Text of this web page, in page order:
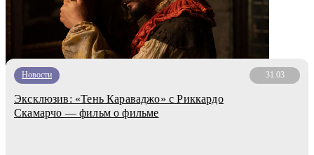
Новости 31.03
Эксклюзив: «Тень Караваджо» с Риккардо
Скамарчо — фильм о фильме